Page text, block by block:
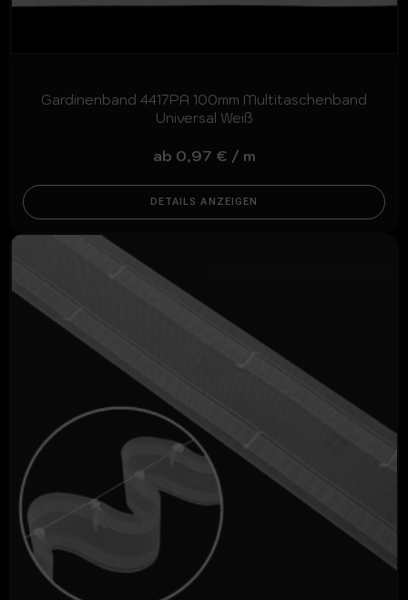
Gardinenband 4417PA 100mm Multitaschenband
Universal Weiß
ab 0,97 € / m
DETAILS ANZEIGEN